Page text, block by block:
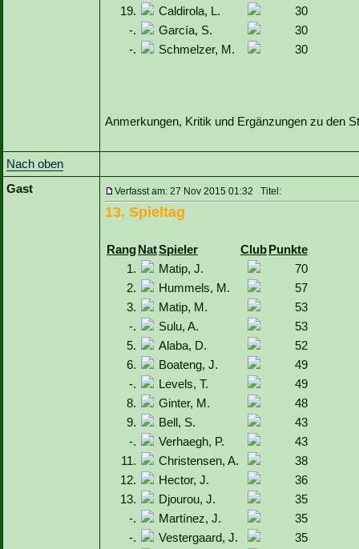
19.
Caldirola, L.
30
-.
García, S.
30
-.
Schmelzer, M. 30
Anmerkungen, Kritik und Ergänzungen zu den
Nach oben
Gast
Verfasst am: 27 Nov 2015 01:32 Titel:
13. Spieltag
RangNatSpieler ClubPunkte
1.
Matip, J.
70
2.
Hummels, M.
57
3.
Matip, M.
53
-.
Sulu, A.
53
5.
Alaba, D.
52
6.
Boateng, J.
49
-.
Levels, T.
49
8.
Ginter, M.
48
9.
Bell, S.
43
-.
Verhaegh, P.
43
11.
Christensen, A.
38
12.
Hector, J.
36
13.
Djourou, J.
35
-.
Martínez, J.
35
-.
Vestergaard, J. 35